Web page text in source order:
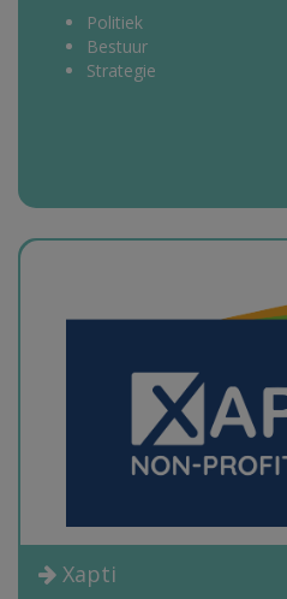
Politiek
Bestuur
Strategie
Xapti